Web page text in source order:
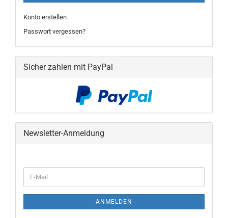
Konto erstellen
Passwort vergessen?
Sicher zahlen mit PayPal
Newsletter-Anmeldung
ZUR
E-
Mail
ANMELDEN